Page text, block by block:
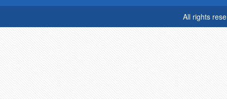
All rights